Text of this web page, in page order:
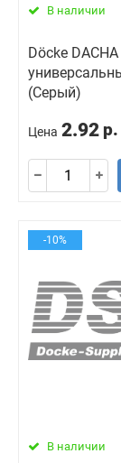
В наличии
Döcke
(Серый)
Цена 2.92 р.
-10%
В наличии